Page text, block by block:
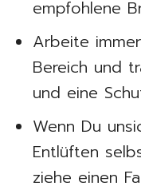
empfohlene
Arbeite
Bereich und
und eine
Wenn Du
Entlüften
ziehe einen